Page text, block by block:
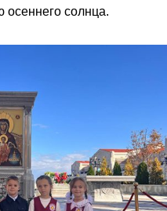
солнца.